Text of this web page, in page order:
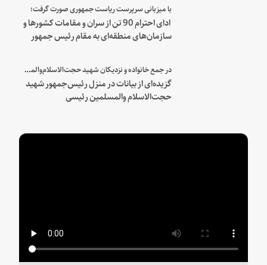
با میزبانی سرپرست ریاست جمهوری صورت گرفت؛
ادای احترام 90 تن از سران و مقامات کشورها و
سازمان‌های منطقه‌ای به مقام رئیس جمهور
در جمع خانواده و نزدیکان شهید حجت‌الاسلام‌والمسلمین رئیسی:
گزیده‌ای از بیانات در منزل رئیس‌جمهور شهید
حجت‌الاسلام والمسلمین رئیسی
Video